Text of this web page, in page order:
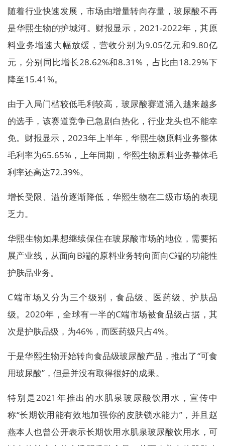
随着行业快速发展，市场由增量转向存量，玻尿酸不再
是华熙生物的护城河。财报显示，2021-2022年，其原
料业务增速大幅放缓，营收分别为9.05亿元和9.80亿
元，分别同比增长28.62%和8.31%，占比由18.29%下
降至15.41%。
由于入局门槛较低毛利较高，玻尿酸赛道涌入越来越多
的选手，该赛道竞争已急剧白热化，行业龙头也不能幸
免。财报显示，2023年上半年，华熙生物原料业务整体
毛利率为65.65%，上年同期，华熙生物原料业务整体毛
利率还高达72.39%。
增长受限、溢价逐渐降低，华熙生物在二级市场的表现
乏力。
华熙生物如果想继续保住在玻尿酸市场的地位，需要拓
展产业线，从面向B端的原料业务转向面向C端的功能性
护肤品业务。
C端市场又分为三个级别，食品级、医药级、护肤品
级。2020年，全球有一半的C端市场被食品级占据，其
次是护肤品级，为46%，而医药级只占4%。
于是华熙生物开始转向食品级玻尿酸产品，推出了“可食
用玻尿酸”，但是并没有取得很好的成果。
特别是2021年推出的水肌泉玻尿酸饮用水，宣传中
称“长期饮用能有效地加强你的皮肤锁水能力”，并且赵
燕本人也曾公开表示长期饮用水肌泉玻尿酸饮用水，可